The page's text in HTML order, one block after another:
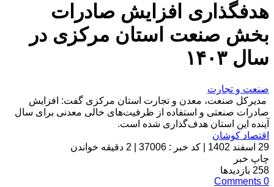
هدفگذاری افزایش صادرات
بخش صنعت استان مرکزی در
سال ۱۴۰۳
صنعت و تجارت
مدیرکل صنعت، معدن و تجارت استان مرکزی گفت: افزایش
صادرات صنعتی و استفاده از ظرفیت‌های خالی معدنی برای سال
آینده این استان هدف‌گذاری شده است.
اقتصاد کوشان
29 اسفند 1402
کد خبر : 37006
2 دقیقه خواندن
چاپ خبر
258 بازدیدها
0
Comments